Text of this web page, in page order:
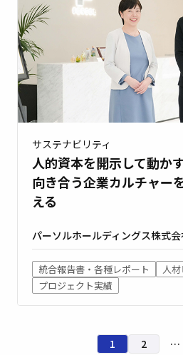
サステナビリティ
人的資本を開示して動か
向き合う企業カルチャー
える
パーソルホールディングス株式
統合報告書・各種レポート
人
プロジェクト実績
1 2 …